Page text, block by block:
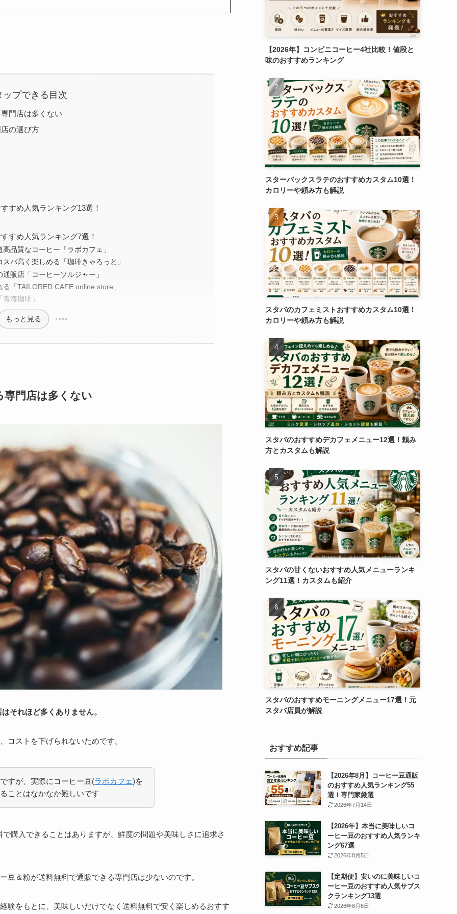
ップできる目次
門店は多くない
の選び方
すめ人気ランキング13選！
すめ人気ランキング7選！
品質なコーヒー「ラボカフェ」
パ高く楽しめる「珈琲きゃろっと」
販店「コーヒーソルジャー」
「TAILORED CAFE online store」
海珈琲」
もっと見る
専門店は多くない
それほど多くありません。
コストを下げられないためです。
すが、実際にコーヒー豆(ラボカフェ)を
ことはなかなか難しいです
購入できることはありますが、鮮度の問題や美味しさに追求さ
＆粉が送料無料で通販できる専門店は少ないのです。
験をもとに、美味しいだけでなく送料無料で安く楽しめるおすす
【2026年】コンビニコーヒー4社比較！値段と
味のおすすめランキング
スターバックスラテのおすすめカスタム10選！
カロリーや頼み方も解説
スタバのカフェミストおすすめカスタム10選！
カロリーや頼み方も解説
スタバのおすすめデカフェメニュー12選！頼み
方とカスタムも解説
スタバの甘くないおすすめ人気メニューランキ
ング11選！カスタムも紹介
スタバのおすすめモーニングメニュー17選！元
スタバ店員が解説
おすすめ記事
【2026年8月】コーヒー豆通販
のおすすめ人気ランキング55
選！専門家厳選
2026年7月14日
【2026年】本当に美味しいコ
ーヒー豆のおすすめ人気ランキ
ング67選
2026年8月5日
【定期便】安いのに美味しいコ
ーヒー豆のおすすめ人気サブス
クランキング13選
2026年8月6日